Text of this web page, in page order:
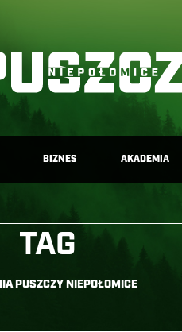
BIZNES AKADEMIA
TAG
PUSZCZY NIEPOŁOMICE